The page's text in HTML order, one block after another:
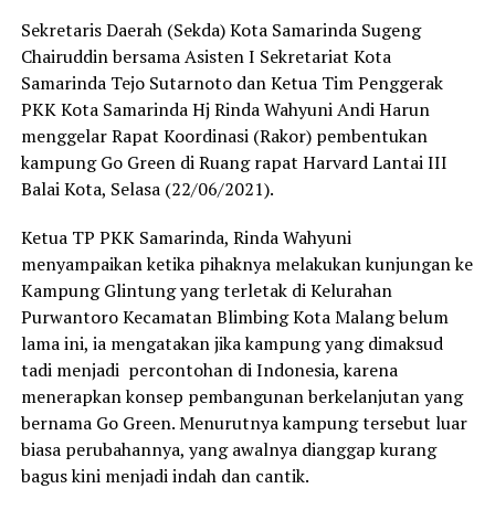
Sekretaris Daerah (Sekda) Kota Samarinda Sugeng
Chairuddin bersama Asisten I Sekretariat Kota
Samarinda Tejo Sutarnoto dan Ketua Tim Penggerak
PKK Kota Samarinda Hj Rinda Wahyuni Andi Harun
menggelar Rapat Koordinasi (Rakor) pembentukan
kampung Go Green di Ruang rapat Harvard Lantai III
Balai Kota, Selasa (22/06/2021).
Ketua TP PKK Samarinda, Rinda Wahyuni
menyampaikan ketika pihaknya melakukan kunjungan ke
Kampung Glintung yang terletak di Kelurahan
Purwantoro Kecamatan Blimbing Kota Malang belum
lama ini, ia mengatakan jika kampung yang dimaksud
tadi menjadi percontohan di Indonesia, karena
menerapkan konsep pembangunan berkelanjutan yang
bernama Go Green. Menurutnya kampung tersebut luar
biasa perubahannya, yang awalnya dianggap kurang
bagus kini menjadi indah dan cantik.